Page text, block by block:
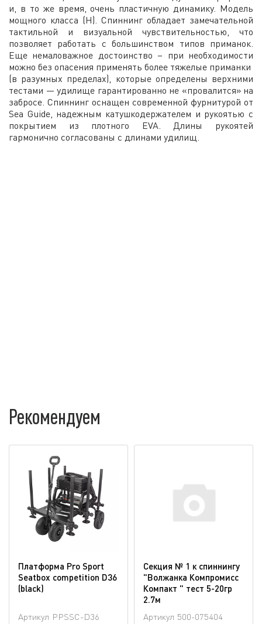
и, в то же время, очень пластичную динамику. Модель
мощного класса (H). Спиннинг обладает замечательной
тактильной и визуальной чувствительностью, что
позволяет работать с большинством типов приманок.
Еще немаловажное достоинство – при необходимости
можно без опасения применять более тяжелые приманки
(в разумных пределах), которые определены верхними
тестами — удилище гарантированно не «провалится» на
забросе. Спиннинг оснащен современной фурнитурой от
Sea Guide, надежным катушкодержателем и рукоятью с
покрытием из плотного EVA. Длины рукоятей
гармонично согласованы с длинами удилищ.
Рекомендуем
Платформа Pro Sport
Seatbox competition D36
(blaсk)
Артикул PPSSC-D36
Секция № 1 к спиннингу
"Волжанка Компромисс
Компакт " тест 5-20гр
2.7м
Артикул 500-075404